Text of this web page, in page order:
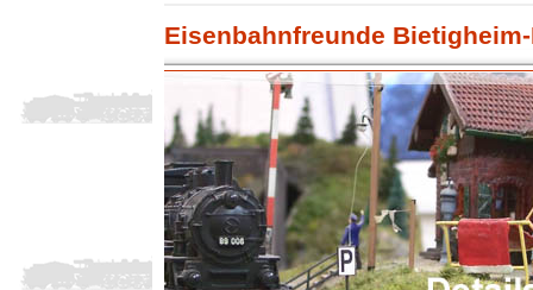
Eisenbahnfreunde